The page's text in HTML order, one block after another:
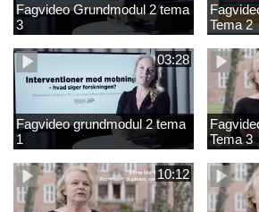
Fagvideo Grundmodul 2 tema
3
Tema 2
03:28
Fagvideo grundmodul 2 tema
1
Tema 3
10:12